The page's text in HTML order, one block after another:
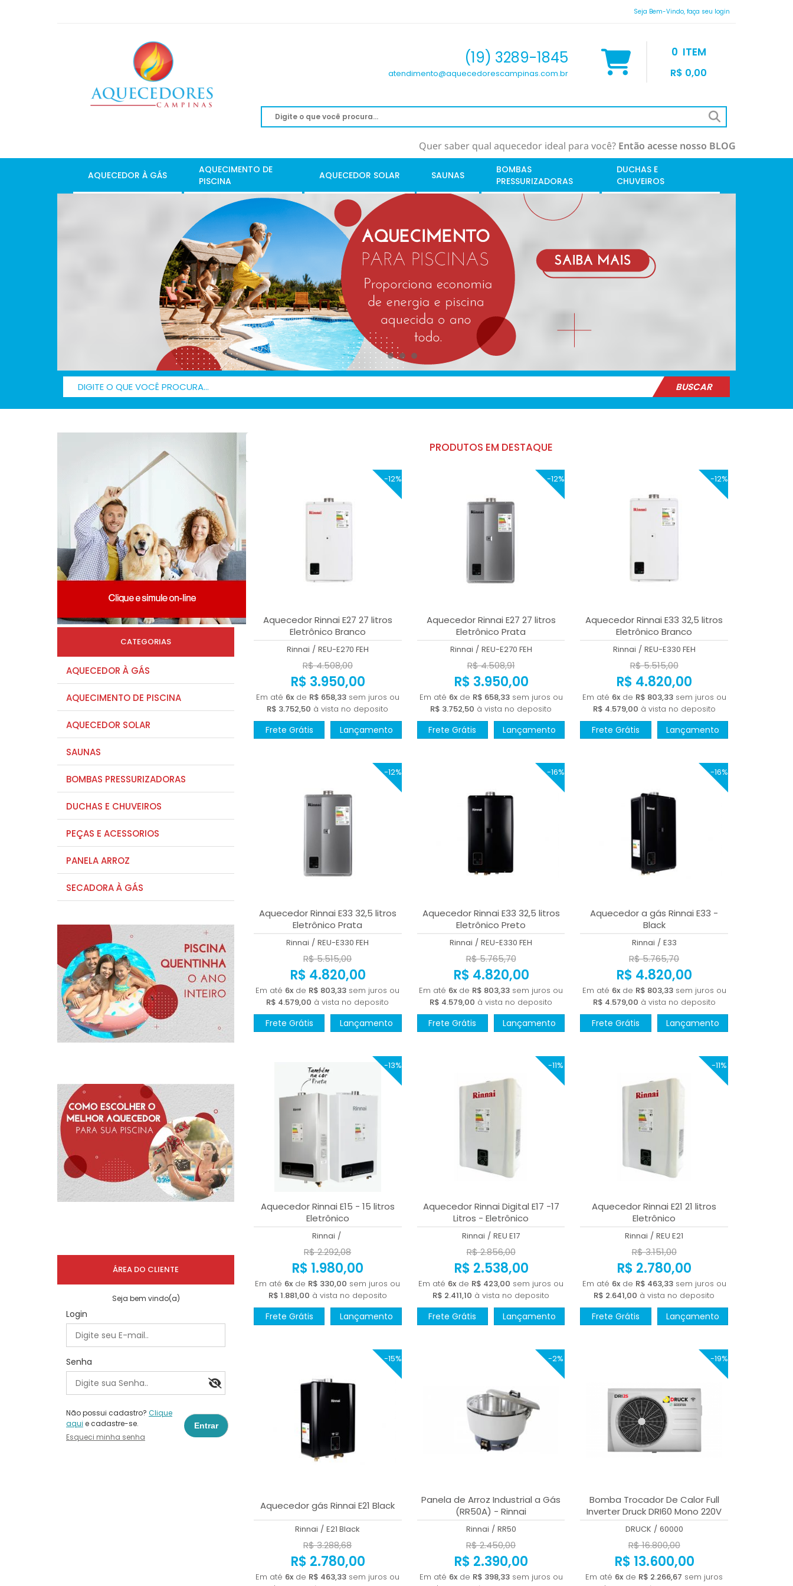
Seja Bem-Vindo, faça seu login
(19) 3289-1845
atendimento@aquecedorescampinas.com.br
0 ITEM
R$ 0,00
Quer saber qual aquecedor ideal para você? Então acesse nosso BLOG
AQUECEDOR À GÁS
AQUECIMENTO DE
PISCINA
AQUECEDOR SOLAR SAUNAS
BOMBAS
PRESSURIZADORAS
DUCHAS E
CHUVEIROS
BUSCAR
CATEGORIAS
AQUECEDOR À GÁS
AQUECIMENTO DE PISCINA
AQUECEDOR SOLAR
SAUNAS
BOMBAS PRESSURIZADORAS
DUCHAS E CHUVEIROS
PEÇAS E ACESSORIOS
PANELA ARROZ
SECADORA À GÁS
ÁREA DO CLIENTE
Seja bem vindo(a)
Login
Senha
Não possui cadastro? Clique
aqui e cadastre-se.
Esqueci minha senha
PRODUTOS EM DESTAQUE
-12%
Aquecedor Rinnai E27 27 litros
Eletrônico Branco
Rinnai / REU-E270 FEH
R$ 4.508,00
R$ 3.950,00
Em até 6xde R$ 658,33sem juros ou
R$ 3.752,50 à vista no deposito
Frete Grátis Lançamento
-12%
Aquecedor Rinnai E27 27 litros
Eletrônico Prata
Rinnai / REU-E270 FEH
R$ 4.508,91
R$ 3.950,00
Em até 6xde R$ 658,33sem juros ou
R$ 3.752,50 à vista no deposito
Frete Grátis Lançamento
-12%
Aquecedor Rinnai E33 32,5 litros
Eletrônico Branco
Rinnai / REU-E330 FEH
R$ 5.515,00
R$ 4.820,00
Em até 6xde R$ 803,33sem juros ou
R$ 4.579,00 à vista no deposito
Frete Grátis Lançamento
-12%
Aquecedor Rinnai E33 32,5 litros
Eletrônico Prata
Rinnai / REU-E330 FEH
R$ 5.515,00
R$ 4.820,00
Em até 6x de R$ 803,33 sem juros ou
R$ 4.579,00 à vista no deposito
Frete Grátis Lançamento
-16%
Aquecedor Rinnai E33 32,5 litros
Eletrônico Preto
Rinnai / REU-E330 FEH
R$ 5.765,70
R$ 4.820,00
Em até 6x de R$ 803,33 sem juros ou
R$ 4.579,00 à vista no deposito
Frete Grátis Lançamento
-16%
Aquecedor a gás Rinnai E33 -
Black
Rinnai / E33
R$ 5.765,70
R$ 4.820,00
Em até 6xde R$ 803,33sem juros ou
R$ 4.579,00 à vista no deposito
Frete Grátis Lançamento
-13%
Aquecedor Rinnai E15 - 15 litros
Eletrônico
Rinnai /
R$ 2.292,08
R$ 1.980,00
Em até 6x de R$ 330,00 sem juros ou
R$ 1.881,00 à vista no deposito
Frete Grátis Lançamento
-11%
Aquecedor Rinnai Digital E17 -17
Litros - Eletrônico
Rinnai / REU E17
R$ 2.856,00
R$ 2.538,00
Em até 6x de R$ 423,00 sem juros ou
R$ 2.411,10 à vista no deposito
Frete Grátis Lançamento
-11%
Aquecedor Rinnai E21 21 litros
Eletrônico
Rinnai / REU E21
R$ 3.151,00
R$ 2.780,00
Em até 6xde R$ 463,33sem juros ou
R$ 2.641,00 à vista no deposito
Frete Grátis Lançamento
-15%
Aquecedor gás Rinnai E21 Black
Rinnai / E21 Black
R$ 3.288,68
R$ 2.780,00
Em até 6x de R$ 463,33 sem juros ou
-2%
Panela de Arroz Industrial a Gás
(RR50A) - Rinnai
Rinnai / RR50
R$ 2.450,00
R$ 2.390,00
Em até 6xde R$ 398,33sem juros ou
-19%
Bomba Trocador De Calor Full
Inverter Druck DRI60 Mono 220V
Branco Wi-fi 6000 BTUs
DRUCK / 60000
R$ 16.800,00
R$ 13.600,00
Em até 6x de R$ 2.266,67 sem juros